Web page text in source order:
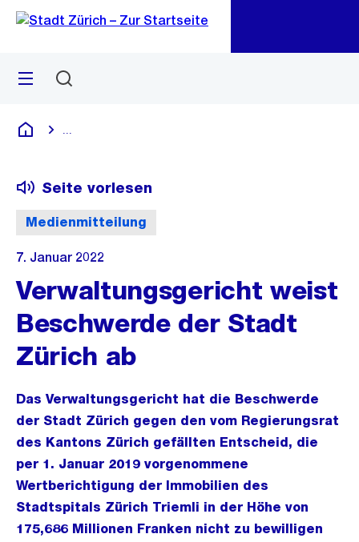
Navigation
Sprunglink
Menü
Deutsch
Medienmitteilung
Seite vorlesen
7. Januar 2022
Verwaltungsgericht weist
Beschwerde der Stadt
Zürich ab
Das Verwaltungsgericht hat die Beschwerde
der Stadt Zürich gegen den vom Regierungsrat
des Kantons Zürich gefällten Entscheid, die
per 1. Januar 2019 vorgenommene
Wertberichtigung der Immobilien des
Stadtspitals Zürich Triemli in der Höhe von
175,686 Millionen Franken nicht zu bewilligen